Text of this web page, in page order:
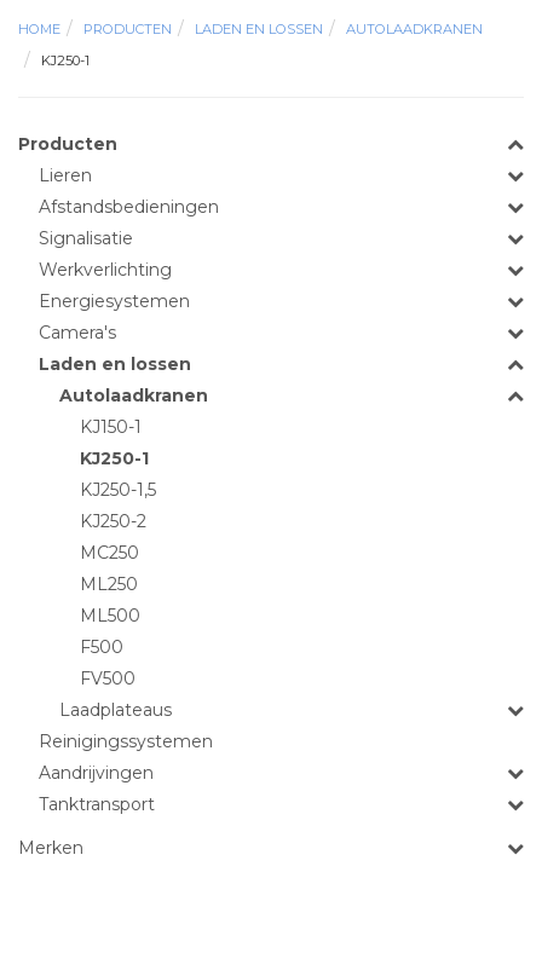
HOME PRODUCTEN LADEN EN LOSSEN
AUTOLAADKRANEN
KJ250-1
Producten
Lieren
Afstandsbedieningen
Signalisatie
Werkverlichting
Energiesystemen
Camera's
Laden en lossen
Autolaadkranen
KJ150-1
KJ250-1
KJ250-1,5
KJ250-2
MC250
ML250
ML500
F500
FV500
Laadplateaus
Reinigingssystemen
Aandrijvingen
Tanktransport
Merken